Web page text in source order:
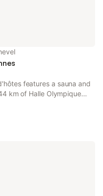
features a sauna and
km of Halle Olympique